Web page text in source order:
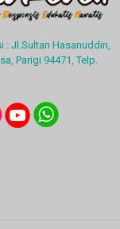
: Jl.Sultan Hasanuddin,
Parigi 94471, Telp.